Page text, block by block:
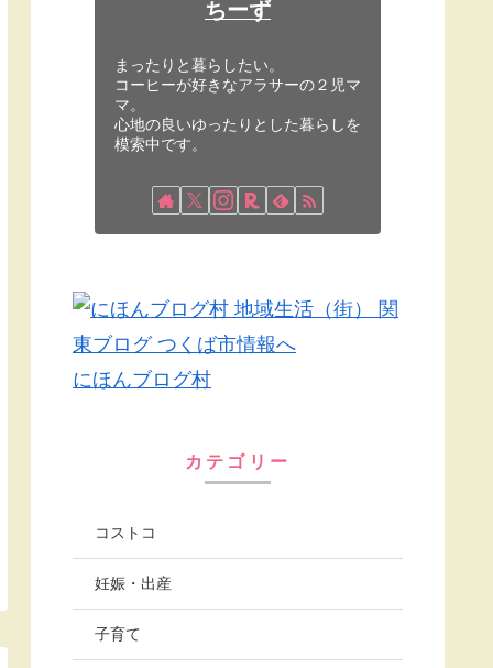
ちーず
まったりと暮らしたい。
コーヒーが好きなアラサーの２児マ
マ。
心地の良いゆったりとした暮らしを
模索中です。
にほんブログ村
カテゴリー
コストコ
妊娠・出産
子育て